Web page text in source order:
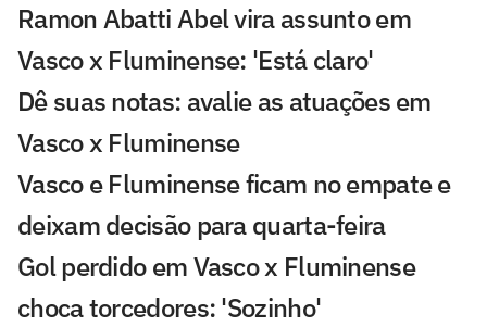
Ramon Abatti Abel vira assunto em
Vasco x Fluminense: 'Está claro'
Dê suas notas: avalie as atuações em
Vasco x Fluminense
Vasco e Fluminense ficam no empate e
deixam decisão para quarta-feira
Gol perdido em Vasco x Fluminense
choca torcedores: 'Sozinho'